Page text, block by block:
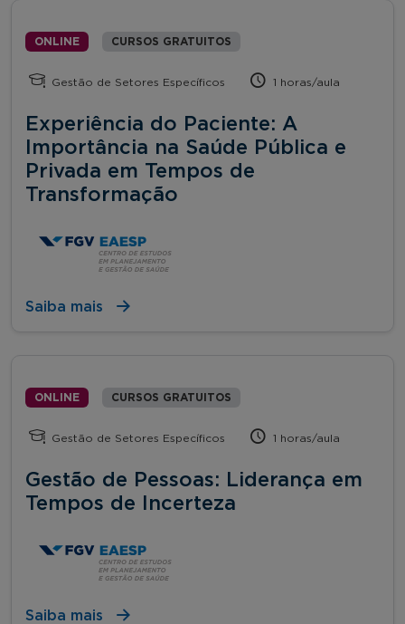
ONLINE CURSOS GRATUITOS
Gestão de Setores Específicos 1 horas/aula
Experiência do Paciente: A
Importância na Saúde Pública e
Privada em Tempos de
Transformação
Saiba mais
ONLINE CURSOS GRATUITOS
Gestão de Setores Específicos 1 horas/aula
Gestão de Pessoas: Liderança em
Tempos de Incerteza
Saiba mais